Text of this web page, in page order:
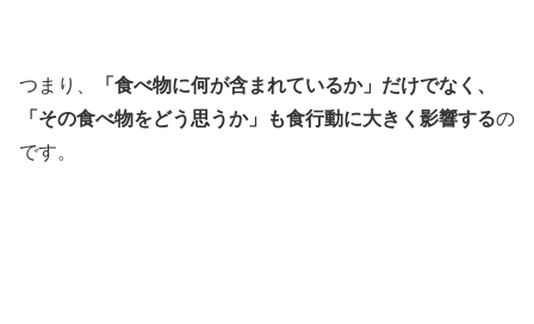
つまり、
「食べ物に何が含まれているか」だけでなく、
「その食べ物をどう思うか」も食行動に大きく影響するの
です。